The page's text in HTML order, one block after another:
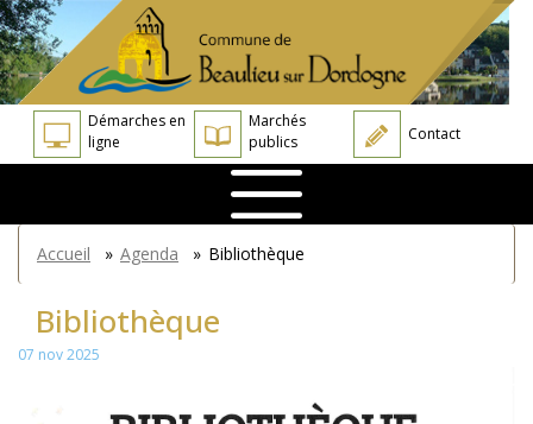
Aller
au
contenu
principal
Démarches en
ligne
Marchés
publics
Contact
You
are
here
Accueil » Agenda » Bibliothèque
Bibliothèque
07 nov 2025
Panneau de gestion des cookies